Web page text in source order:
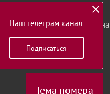
Тема номера
издание «Татарстан»
их фрагментов ссылка на
Наш телеграм канал
Подписаться